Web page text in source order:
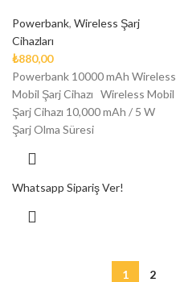
Powerbank, Wireless Şarj
Cihazları
₺880,00
Powerbank 10000 mAh Wireless
Mobil Şarj Cihazı Wireless Mobil
Şarj Cihazı 10,000 mAh / 5 W
Şarj Olma Süresi
Whatsapp Sipariş Ver!
1 2